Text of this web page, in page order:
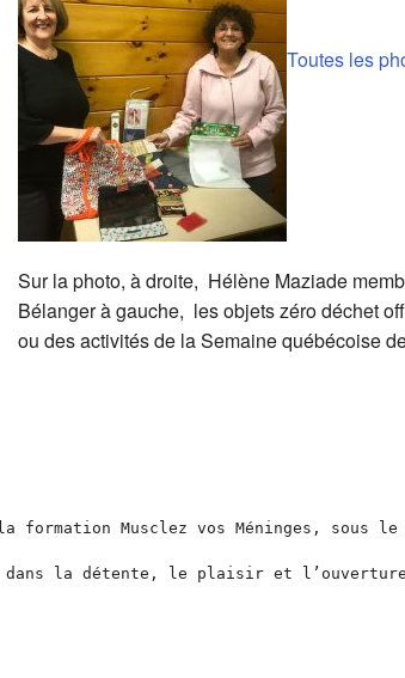
Toutes les
Sur la photo, à droite, Hélène Maziade
Bélanger à gauche, les objets zéro déchet
ou des activités de la Semaine québécoise
Musclez vos Méninges, sous le
dans la détente, le plaisir et